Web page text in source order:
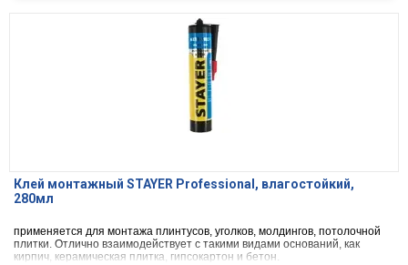
Клей монтажный STAYER Professional, влагостойкий,
280мл
применяется для монтажа плинтусов, уголков, молдингов, потолочной
плитки. Отлично взаимодействует с такими видами оснований, как
кирпич, керамическая плитка, гипсокартон и бетон.